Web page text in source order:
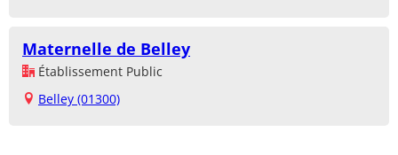
Maternelle de Belley
Établissement Public
Belley (01300)